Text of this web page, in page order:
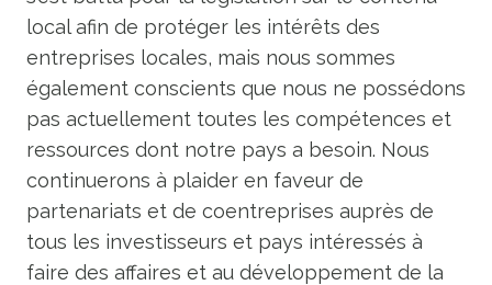
local afin de protéger les intérêts des
entreprises locales, mais nous sommes
également conscients que nous ne possédons
pas actuellement toutes les compétences et
ressources dont notre pays a besoin. Nous
continuerons à plaider en faveur de
partenariats et de coentreprises auprès de
tous les investisseurs et pays intéressés à
faire des affaires et au développement de la